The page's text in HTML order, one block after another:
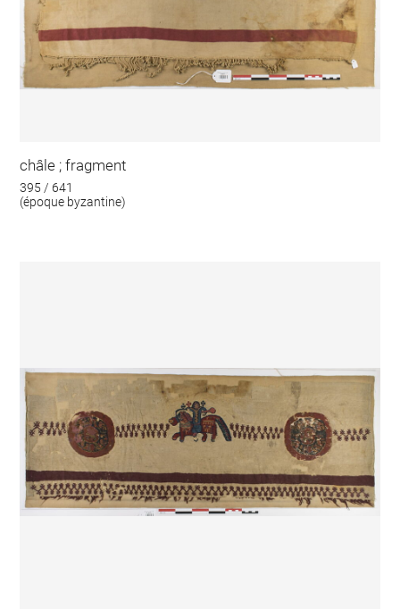
châle ; fragment
395 / 641
(époque byzantine)